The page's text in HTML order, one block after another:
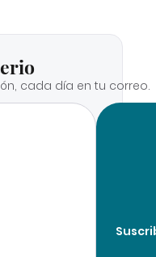
cada día en tu correo.